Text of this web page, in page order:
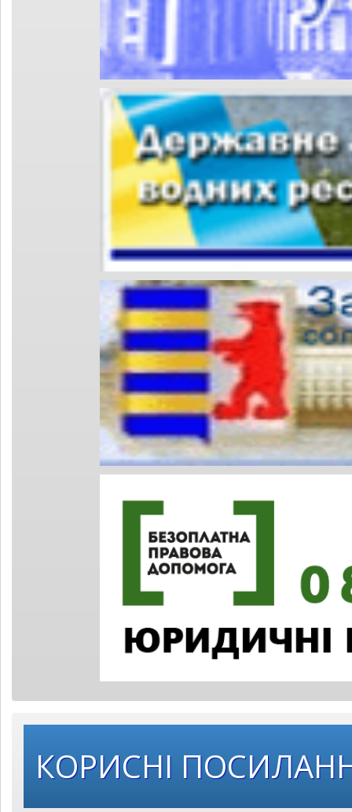
КОРИСНІ